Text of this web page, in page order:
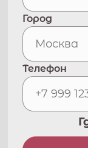
Город
Телефон